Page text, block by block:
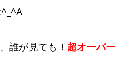
誰が見ても！ 超オーバー